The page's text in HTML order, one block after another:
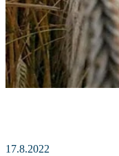
17.8.2022